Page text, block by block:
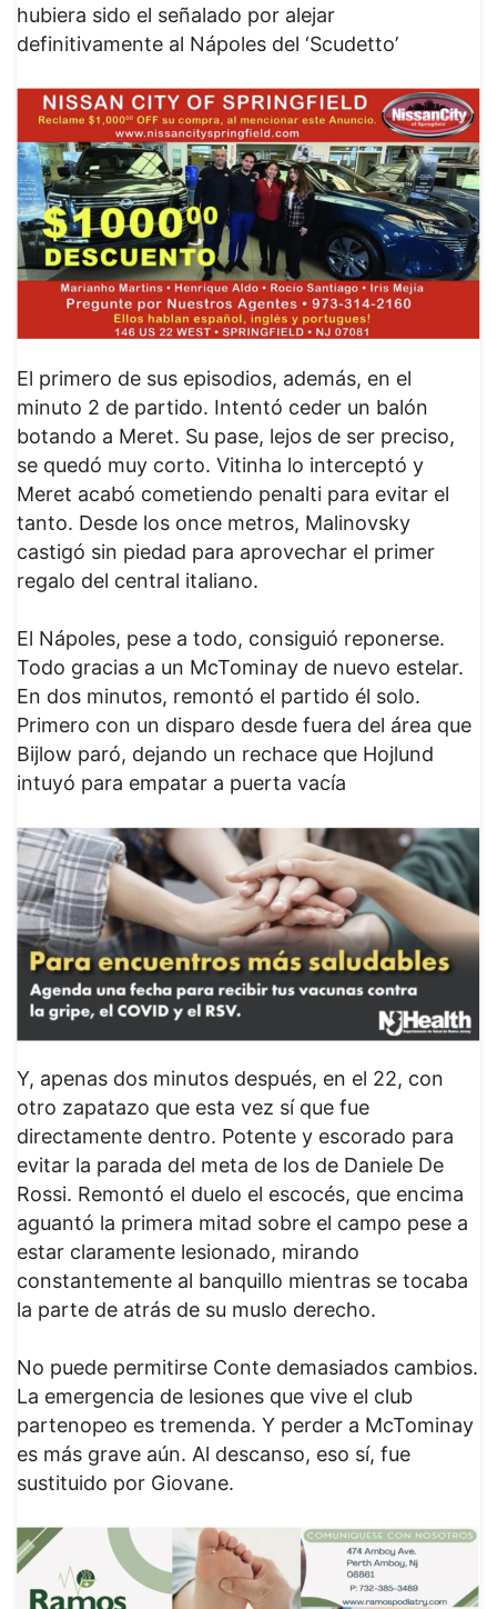
hubiera sido el señalado por alejar
definitivamente al Nápoles del ‘Scudetto’
El primero de sus episodios, además, en el
minuto 2 de partido. Intentó ceder un balón
botando a Meret. Su pase, lejos de ser preciso,
se quedó muy corto. Vitinha lo interceptó y
Meret acabó cometiendo penalti para evitar el
tanto. Desde los once metros, Malinovsky
castigó sin piedad para aprovechar el primer
regalo del central italiano.
El Nápoles, pese a todo, consiguió reponerse.
Todo gracias a un McTominay de nuevo estelar.
En dos minutos, remontó el partido él solo.
Primero con un disparo desde fuera del área que
Bijlow paró, dejando un rechace que Hojlund
intuyó para empatar a puerta vacía
Y, apenas dos minutos después, en el 22, con
otro zapatazo que esta vez sí que fue
directamente dentro. Potente y escorado para
evitar la parada del meta de los de Daniele De
Rossi. Remontó el duelo el escocés, que encima
aguantó la primera mitad sobre el campo pese a
estar claramente lesionado, mirando
constantemente al banquillo mientras se tocaba
la parte de atrás de su muslo derecho.
No puede permitirse Conte demasiados cambios.
La emergencia de lesiones que vive el club
partenopeo es tremenda. Y perder a McTominay
es más grave aún. Al descanso, eso sí, fue
sustituido por Giovane.